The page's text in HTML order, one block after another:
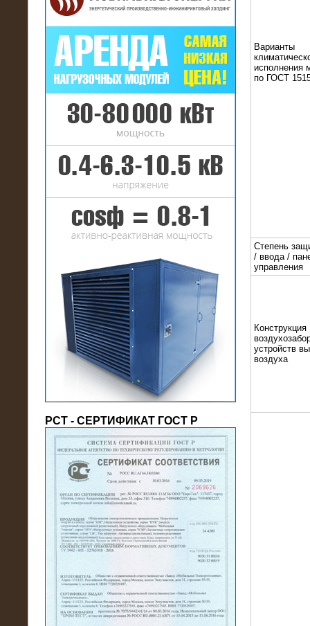
16.01.2017
Аренда нагрузочного комплекса 22
МВт (10 кВ) на газовое
месторождение
17.10.2016
Резистивный высоковольтный
нагрузочный модуль 5 МВт
(напряжение 6/10 кВ)
21.08.2016
На производственное предприятие
модули 20 МВт (0,4 кВ)
РСТ - СЕРТИФИКАТ ГОСТ Р
Варианты
исполнения
по ГОСТ
Степень
/ ввода /
управления
Конструкция
устройств
воздуха